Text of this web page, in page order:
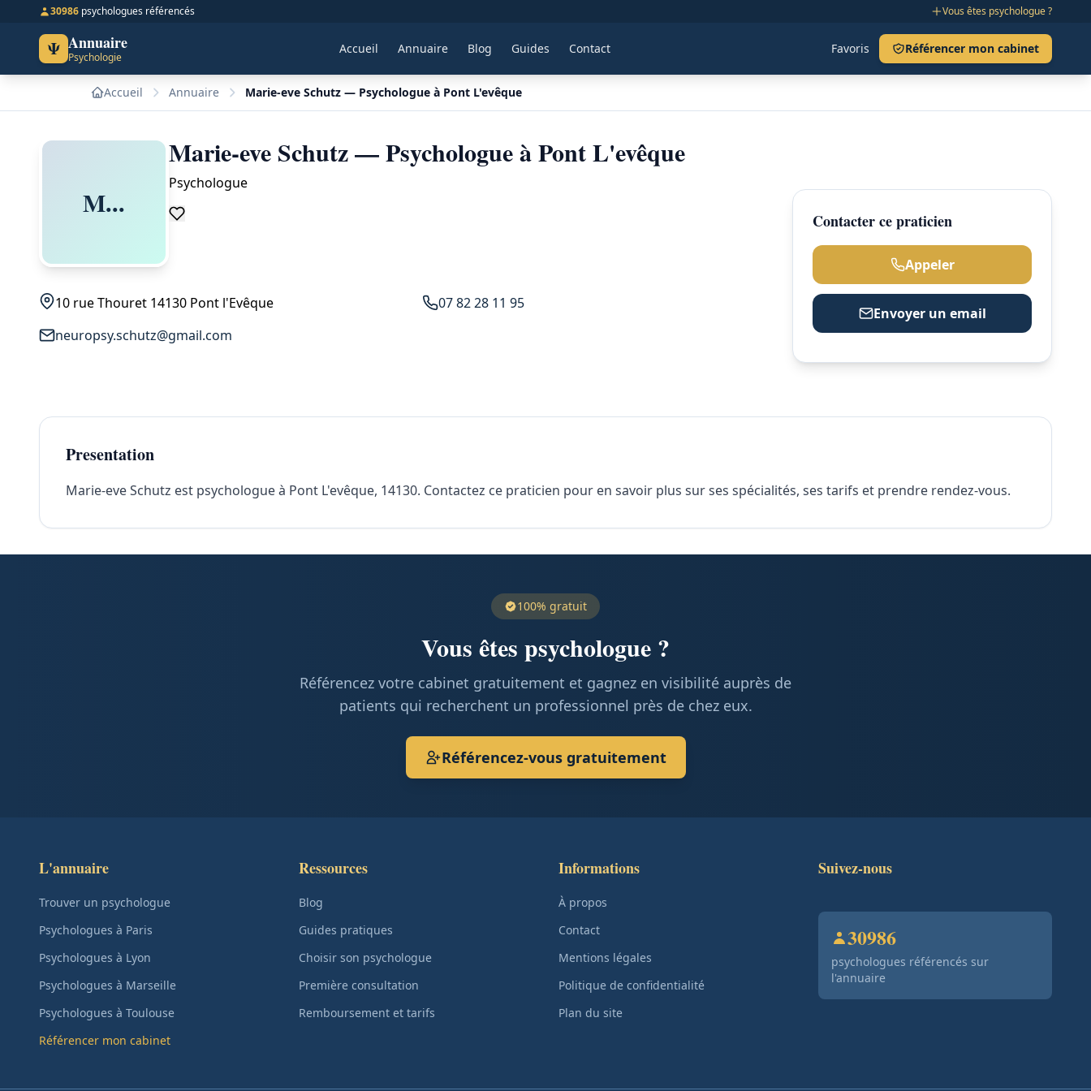
30986 psychologues référencés Vous êtes psychologue ?
Ψ Annuaire
Psychologie
Accueil Annuaire Blog Guides Contact Favoris Référencer mon cabinet
Accueil Annuaire Marie-eve Schutz — Psychologue à Pont L'evêque
M...
Marie-eve Schutz — Psychologue à Pont L'evêque
Psychologue
10 rue Thouret 14130 Pont l'Evêque
07 82 28 11 95
neuropsy.schutz@gmail.com
Contacter ce praticien
Appeler
Envoyer un email
Presentation
Marie-eve Schutz est psychologue à Pont L'evêque, 14130. Contactez ce praticien pour en savoir plus sur ses spécialités, ses tarifs et prendre rendez-vous.
100% gratuit
Vous êtes psychologue ?
Référencez votre cabinet gratuitement et gagnez en visibilité auprès de
patients qui recherchent un professionnel près de chez eux.
Référencez-vous gratuitement
L'annuaire
Trouver un psychologue
Psychologues à Paris
Psychologues à Lyon
Psychologues à Marseille
Psychologues à Toulouse
Référencer mon cabinet
Ressources
Blog
Guides pratiques
Choisir son psychologue
Première consultation
Remboursement et tarifs
Informations
À propos
Contact
Mentions légales
Politique de confidentialité
Plan du site
Suivez-nous
30986
psychologues référencés sur
l'annuaire